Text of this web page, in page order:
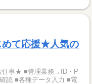
て応援★人気の
仕事★ ■管理業務→ID・P
認 ■各種データ入力 ■電